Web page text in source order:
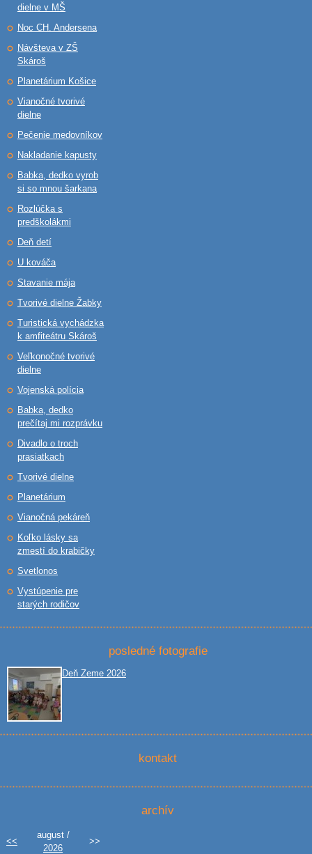
dielne v MŠ
Noc CH. Andersena
Návšteva v ZŠ
Skároš
Planetárium Košice
Vianočné tvorivé
dielne
Pečenie medovníkov
Nakladanie kapusty
Babka, dedko vyrob
si so mnou šarkana
Rozlúčka s
predškolákmi
Deň detí
U kováča
Stavanie mája
Tvorivé dielne Žabky
Turistická vychádzka
k amfiteátru Skároš
Veľkonočné tvorivé
dielne
Vojenská polícia
Babka, dedko
prečítaj mi rozprávku
Divadlo o troch
prasiatkach
Tvorivé dielne
Planetárium
Vianočná pekáreň
Koľko lásky sa
zmestí do krabičky
Svetlonos
Vystúpenie pre
starých rodičov
posledné fotografie
Deň Zeme 2026
kontakt
archív
<<
august /
2026
>>